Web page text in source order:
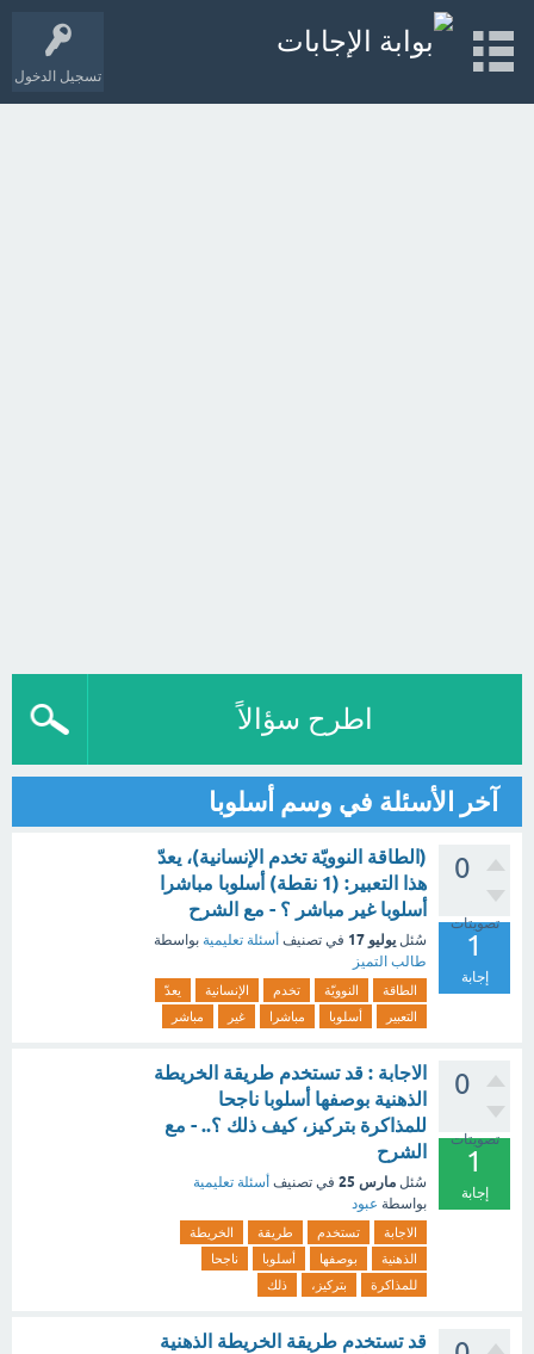
تسجيل الدخول
اطرح سؤالاً
آخر الأسئلة في وسم أسلوبا
0
تصويتات
1
إجابة
(الطاقة النوويّة تخدم الإنسانية)، يعدّ
هذا التعبير: (1 نقطة) أسلوبا مباشرا
أسلوبا غير مباشر ؟ - مع الشرح
سُئل يوليو 17 في تصنيف أسئلة تعليمية بواسطة
طالب التميز
الطاقة النوويّة تخدم الإنسانية
يعدّ
التعبير
أسلوبا مباشرا غير مباشر
0
تصويتات
1
إجابة
الاجابة : قد تستخدم طريقة الخريطة
الذهنية بوصفها أسلوبا ناجحا
للمذاكرة بتركيز، كيف ذلك ؟.. - مع
الشرح
سُئل مارس 25 في تصنيف أسئلة تعليمية
بواسطة عبود
الاجابة تستخدم طريقة
الخريطة
الذهنية
بوصفها أسلوبا
ناجحا
للمذاكرة
بتركيز، ذلك
قد تستخدم طريقة الخريطة الذهنية